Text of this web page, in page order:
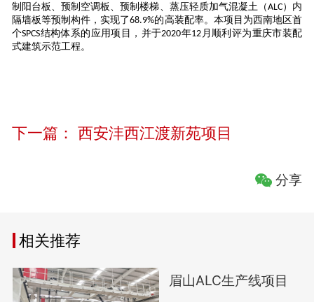
制阳台板、预制空调板、预制楼梯、蒸压轻质加气混凝土（ALC）内
隔墙板等预制构件，实现了68.9%的高装配率。本项目为西南地区首
个SPCS结构体系的应用项目，并于2020年12 月顺利评为重庆市装配
式建筑示范工程。
下一篇： 西安沣西江渡新苑项目
分享
相关推荐
眉山ALC生产线项目